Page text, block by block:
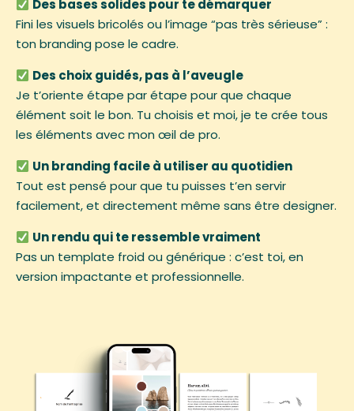
Des bases solides pour te démarquer
Fini les visuels bricolés ou l’image “pas très sérieuse” :
ton branding pose le cadre.
Des choix guidés, pas à l’aveugle
Je t’oriente étape par étape pour que chaque
élément soit le bon. Tu choisis et moi, je te crée tous
les éléments avec mon œil de pro.
Un branding facile à utiliser au quotidien
Tout est pensé pour que tu puisses t’en servir
facilement, et directement même sans être designer.
Un rendu qui te ressemble vraiment
Pas un template froid ou générique : c’est toi, en
version impactante et professionnelle.